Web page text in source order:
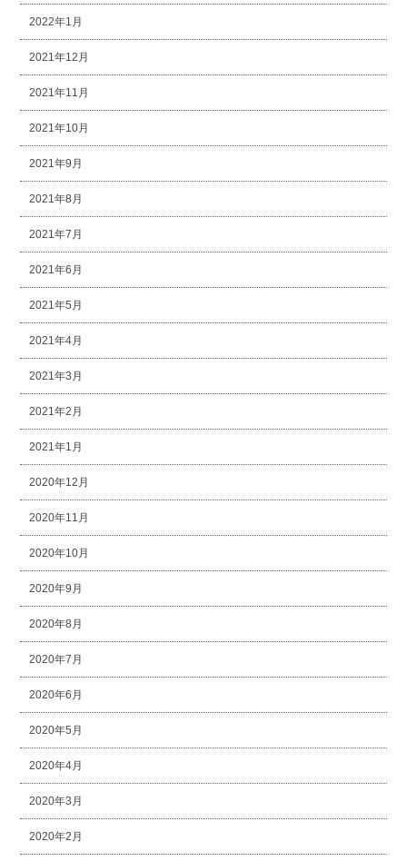
2022年1月
2021年12月
2021年11月
2021年10月
2021年9月
2021年8月
2021年7月
2021年6月
2021年5月
2021年4月
2021年3月
2021年2月
2021年1月
2020年12月
2020年11月
2020年10月
2020年9月
2020年8月
2020年7月
2020年6月
2020年5月
2020年4月
2020年3月
2020年2月